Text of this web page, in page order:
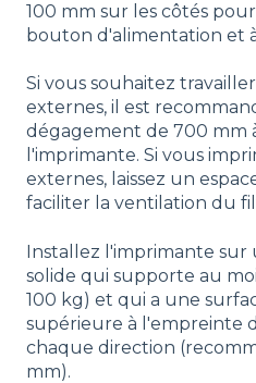
100 mm sur les côtés
bouton d'alimentation et
Si vous souhaitez
externes, il est
dégagement de 700 mm
l'imprimante. Si vous
externes, laissez un
faciliter la ventilation du
Installez l'imprimante
solide qui supporte au
100 kg) et qui a une
supérieure à l'empreinte
chaque direction
mm).